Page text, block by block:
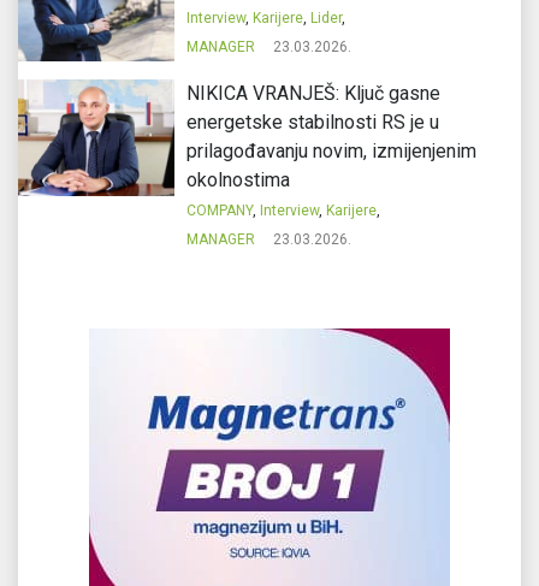
Interview, Karijere, Lider,
MANAGER
23.03.2026.
NIKICA VRANJEŠ: Ključ gasne
energetske stabilnosti RS je u
prilagođavanju novim, izmijenjenim
okolnostima
COMPANY, Interview, Karijere,
MANAGER
23.03.2026.